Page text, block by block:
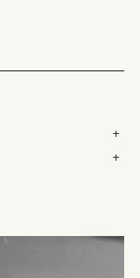
+
+